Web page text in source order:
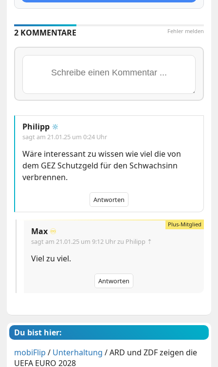
Fehler melden
2 KOMMENTARE
Philipp 🔆
sagt am21.01.25 um 0:24 Uhr
Wäre interessant zu wissen wie viel die von
dem GEZ Schutzgeld für den Schwachsinn
verbrennen.
Antworten
Max ♾️
sagt am21.01.25 um 9:12 Uhrzu Philipp ⇡
Viel zu viel.
Antworten
Du bist hier:
mobiFlip / Unterhaltung /ARD und ZDF zeigen die
UEFA EURO 2028